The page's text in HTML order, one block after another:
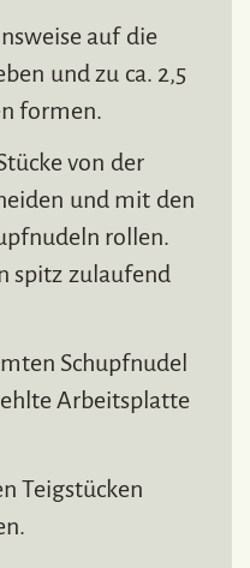
auf die
und zu ca. 2,5
formen.
von der
und mit den
rollen.
spitz zulaufend
Schupfnudel
Arbeitsplatte
Teigstücken